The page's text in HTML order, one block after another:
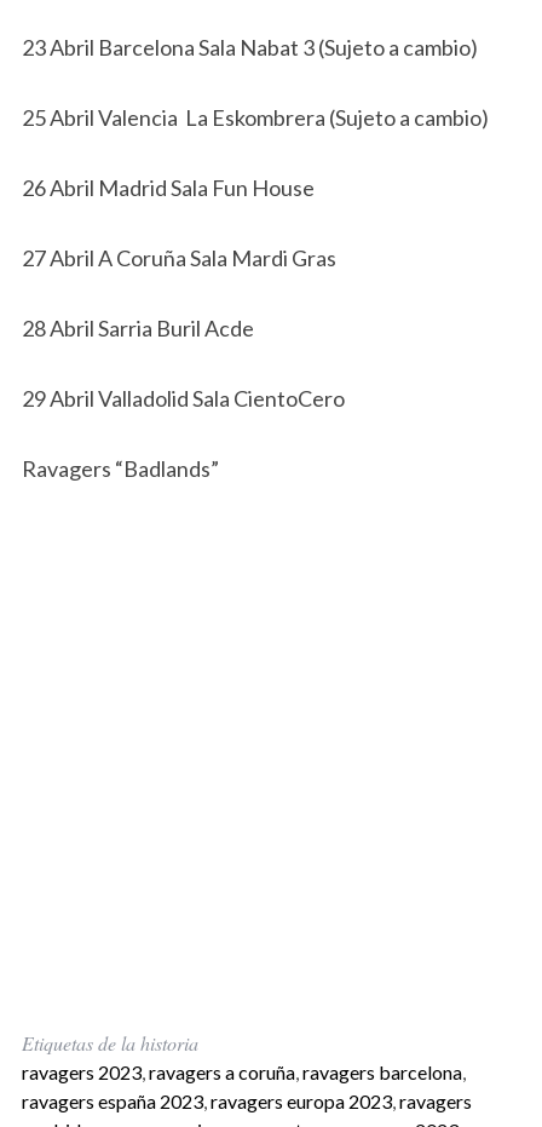
23 Abril Barcelona Sala Nabat 3 (Sujeto a cambio)
25 Abril Valencia La Eskombrera (Sujeto a cambio)
26 Abril Madrid Sala Fun House
27 Abril A Coruña Sala Mardi Gras
28 Abril Sarria Buril Acde
29 Abril Valladolid Sala CientoCero
Ravagers “Badlands”
Etiquetas de la historia
ravagers 2023,ravagers a coruña,ravagers barcelona,
ravagers españa 2023,ravagers europa 2023,ravagers